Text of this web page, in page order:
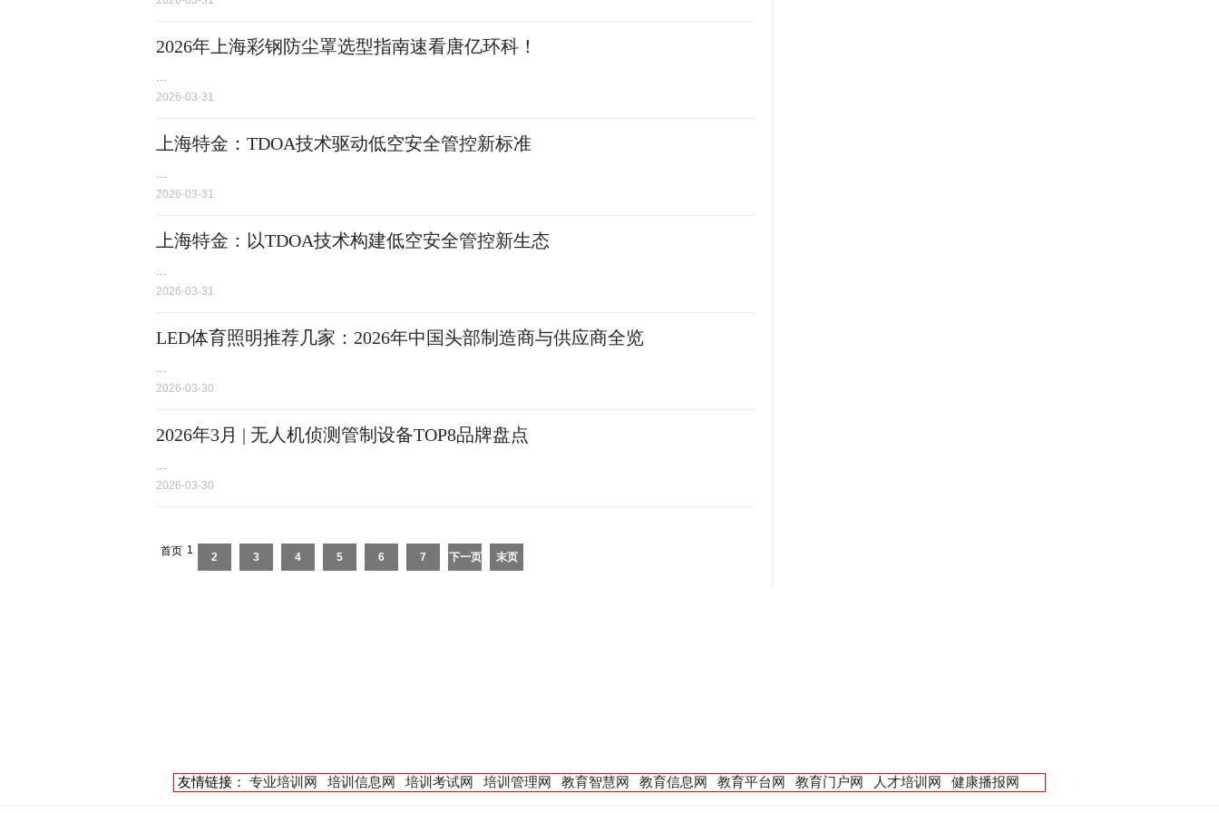
2026年上海彩钢防尘罩选型指南速看唐亿环科！
2026-03-31
上海特金：TDOA技术驱动低空安全管控新标准
2026-03-31
上海特金：以TDOA技术构建低空安全管控新生态
2026-03-31
LED体育照明推荐几家：2026年中国头部制造商与供应商全览
2026-03-30
2026年3月 | 无人机侦测管制设备TOP8品牌盘点
2026-03-30
首页 1
2 3 4 5 6 7 下一页 末页
友情链接： 专业培训网 培训信息网 培训考试网 培训管理网 教育智慧网 教育信息网 教育平台网 教育门户网 人才培训网 健康播报网